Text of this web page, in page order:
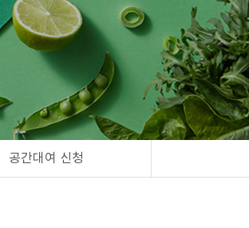
공간대여 신청